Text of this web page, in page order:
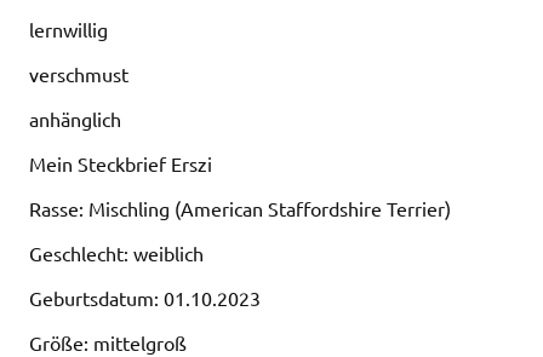
lernwillig
verschmust
anhänglich
Mein Steckbrief Erszi
Rasse: Mischling (American Staffordshire Terrier)
Geschlecht: weiblich
Geburtsdatum: 01.10.2023
Größe: mittelgroß